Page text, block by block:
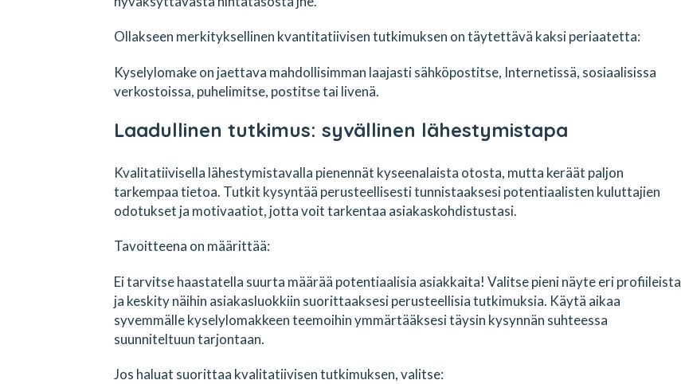
Ollakseen merkityksellinen kvantitatiivisen tutkimuksen on täytettävä kaksi periaatetta:
Kyselylomake on jaettava mahdollisimman laajasti sähköpostitse, Internetissä, sosiaalisissa
verkostoissa, puhelimitse, postitse tai livenä.
Laadullinen tutkimus: syvällinen lähestymistapa
Kvalitatiivisella lähestymistavalla pienennät kyseenalaista otosta, mutta keräät paljon
tarkempaa tietoa. Tutkit kysyntää perusteellisesti tunnistaaksesi potentiaalisten kuluttajien
odotukset ja motivaatiot, jotta voit tarkentaa asiakaskohdistustasi.
Tavoitteena on määrittää:
Ei tarvitse haastatella suurta määrää potentiaalisia asiakkaita! Valitse pieni näyte eri profiileista
ja keskity näihin asiakasluokkiin suorittaaksesi perusteellisia tutkimuksia. Käytä aikaa
syvemmälle kyselylomakkeen teemoihin ymmärtääksesi täysin kysynnän suhteessa
suunniteltuun tarjontaan.
Jos haluat suorittaa kvalitatiivisen tutkimuksen, valitse: